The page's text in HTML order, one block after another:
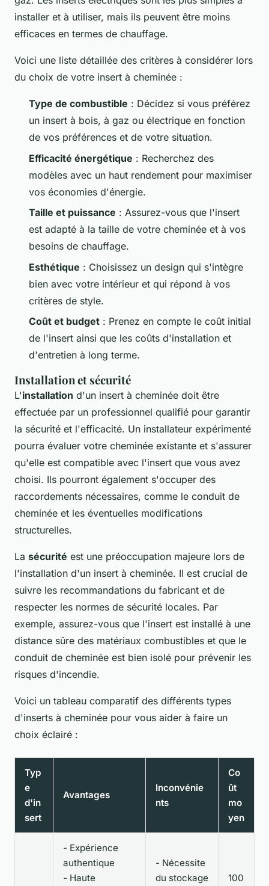
installer et à utiliser, mais ils peuvent être moins
efficaces en termes de chauffage.
Voici une liste détaillée des critères à considérer lors
du choix de votre insert à cheminée :
Type de combustible : Décidez si vous préférez
un insert à bois, à gaz ou électrique en fonction
de vos préférences et de votre situation.
Efficacité énergétique : Recherchez des
modèles avec un haut rendement pour maximiser
vos économies d'énergie.
Taille et puissance : Assurez-vous que l'insert
est adapté à la taille de votre cheminée et à vos
besoins de chauffage.
Esthétique : Choisissez un design qui s'intègre
bien avec votre intérieur et qui répond à vos
critères de style.
Coût et budget : Prenez en compte le coût initial
de l'insert ainsi que les coûts d'installation et
d'entretien à long terme.
Installation et sécurité
L'installation d'un insert à cheminée doit être
effectuée par un professionnel qualifié pour garantir
la sécurité et l'efficacité. Un installateur expérimenté
pourra évaluer votre cheminée existante et s'assurer
qu'elle est compatible avec l'insert que vous avez
choisi. Ils pourront également s'occuper des
raccordements nécessaires, comme le conduit de
cheminée et les éventuelles modifications
structurelles.
La sécurité est une préoccupation majeure lors de
l'installation d'un insert à cheminée. Il est crucial de
suivre les recommandations du fabricant et de
respecter les normes de sécurité locales. Par
exemple, assurez-vous que l'insert est installé à une
distance sûre des matériaux combustibles et que le
conduit de cheminée est bien isolé pour prévenir les
risques d'incendie.
Voici un tableau comparatif des différents types
d'inserts à cheminée pour vous aider à faire un
choix éclairé :
Typ
e
d'in
sert
Avantages
Inconvénie
nts
Co
ût
mo
yen
- Expérience
authentique
- Haute
- Nécessite
du stockage
100